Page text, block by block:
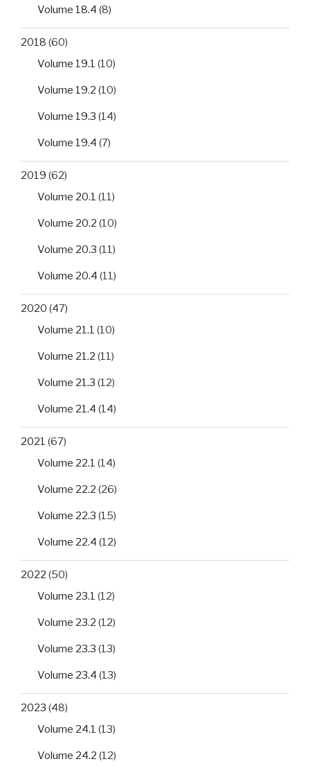
Volume 18.4 (8)
2018 (60)
Volume 19.1 (10)
Volume 19.2 (10)
Volume 19.3 (14)
Volume 19.4 (7)
2019 (62)
Volume 20.1 (11)
Volume 20.2 (10)
Volume 20.3 (11)
Volume 20.4 (11)
2020 (47)
Volume 21.1 (10)
Volume 21.2 (11)
Volume 21.3 (12)
Volume 21.4 (14)
2021 (67)
Volume 22.1 (14)
Volume 22.2 (26)
Volume 22.3 (15)
Volume 22.4 (12)
2022 (50)
Volume 23.1 (12)
Volume 23.2 (12)
Volume 23.3 (13)
Volume 23.4 (13)
2023 (48)
Volume 24.1 (13)
Volume 24.2 (12)